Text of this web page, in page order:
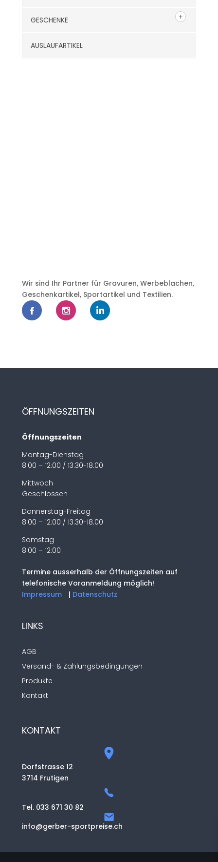
GESCHENKE
AUSLAUFARTIKEL
Wir sind Ihr Partner für Gravuren, Werbeblachen,
Geschenkartikel, Sportartikel und Textilien.
ÖFFNUNGSZEITEN
Öffnungszeiten
Montag-Dienstag
8.00 – 12:00 / 13.30-18.00
Mittwoch
Geschlossen
Donnerstag-Freitag
8.00 – 12:00 / 13.30-18.00
Samstag
8.00 – 12:00
Termine ausserhalb der Öffnungszeiten auf
telefonische Voranmeldung möglich!
Impressum
| Datenschutz
LINKS
AGB
Versand- & Zahlungsbedingungen
Produkte
Kontakt
KONTAKT
Dorfstrasse 12
3714 Frutigen
Tel. 033 671 30 82
info@gerber-sportpreise.ch